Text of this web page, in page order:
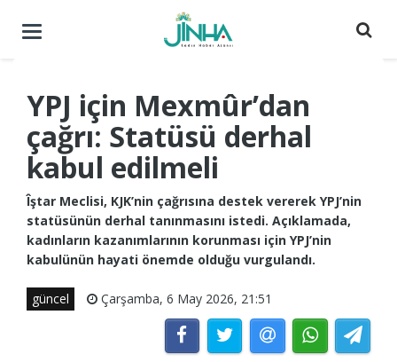
Menüyü
YPJ için Mexmûr’dan
çağrı: Statüsü derhal
kabul edilmeli
Îştar Meclisi, KJK’nin çağrısına destek vererek YPJ’nin
statüsünün derhal tanınmasını istedi. Açıklamada,
kadınların kazanımlarının korunması için YPJ’nin
kabulünün hayati önemde olduğu vurgulandı.
güncel Çarşamba, 6 May 2026, 21:51